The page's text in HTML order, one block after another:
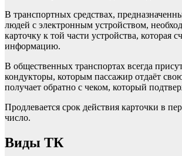
В транспортных средствах,
людей с электронным устройством,
карточку к той части устройства, которая
информацию.
В общественных транспортах всегда
кондукторы, которым пассажир отдаёт
получает обратно с чеком, который
Продлевается срок действия карточки в
число.
Виды ТК